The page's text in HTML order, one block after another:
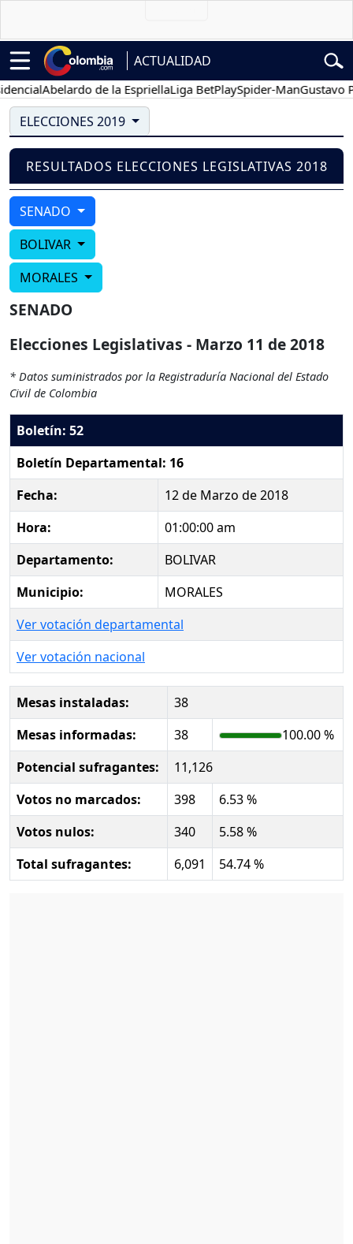
ACTUALIDAD
Abelardo de la EspriellaLiga BetPlaySpider-ManGustavo
ELECCIONES 2019
RESULTADOS ELECCIONES LEGISLATIVAS 2018
SENADO
BOLIVAR
MORALES
SENADO
Elecciones Legislativas - Marzo 11 de 2018
* Datos suministrados por la Registraduría Nacional del Estado
Civil de Colombia
Boletín: 52
Boletín Departamental: 16
Fecha:
12 de Marzo de 2018
Hora:
01:00:00 am
Departamento:
BOLIVAR
Municipio:
MORALES
Ver votación departamental
Ver votación nacional
Mesas instaladas:
38
Mesas informadas:
38
100.00 %
Potencial sufragantes:
11,126
Votos no marcados:
398
6.53 %
Votos nulos:
340
5.58 %
Total sufragantes:
6,091 54.74 %